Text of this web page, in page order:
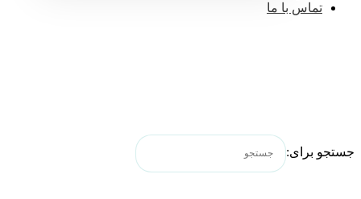
تماس با ما
جستجو برای: